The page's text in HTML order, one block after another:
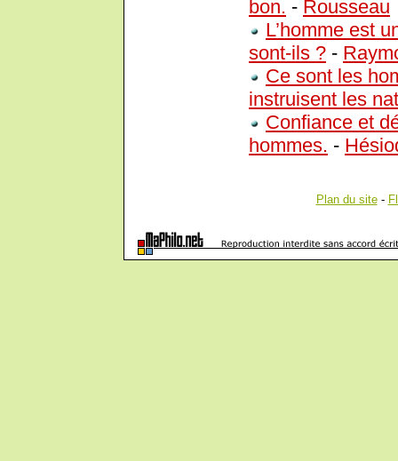
bon. - Rousseau
L’homme est
sont-ils ? -
Ce sont les
instruisent les
Confiance et
hommes. -
Plan du site-